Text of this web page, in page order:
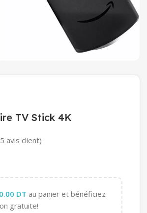
TV Stick 4K
5 avis client)
DT au panier et bénéficiez
gratuite!